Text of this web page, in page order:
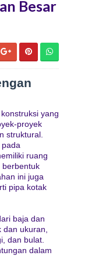
Besar
yang
proyek
struktural.
ruang
berbentuk
ini juga
pipa kotak
baja dan
ukuran,
dan bulat.
dalam